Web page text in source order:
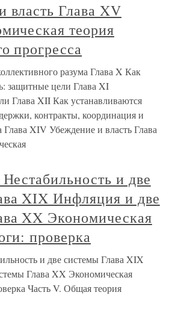
власть Глава XV
теория
прогресса
разума Глава X Как
защитные цели Глава XI
Глава XII Как устанавливаются
контракты, координация и
XIV Убеждение и власть Глава
и две
XIX Инфляция и две
XX Экономическая
проверка
и две системы Глава XIX
Глава XX Экономическая
Часть V. Общая теория